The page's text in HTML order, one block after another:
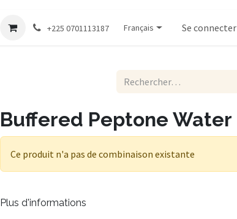
+225 0701113187 Français Se connecter
Buffered Peptone Water
Ce produit n'a pas de combinaison existante
Plus d'informations